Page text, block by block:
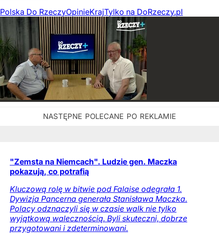
Polska Do RzeczyOpinieKrajTylko na DoRzeczy.pl
"Zemsta na Niemcach". Ludzie gen. Maczka
pokazują, co potrafią
Kluczową rolę w bitwie pod Falaise odegrała 1.
Dywizja Pancerna generała Stanisława Maczka.
Polacy odznaczyli się w czasie walk nie tylko
wyjątkową walecznością. Byli skuteczni, dobrze
przygotowani i zdeterminowani.